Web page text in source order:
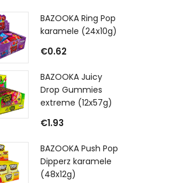
BAZOOKA Ring Pop
karamele (24x10g)
€0.62
BAZOOKA Juicy
Drop Gummies
extreme (12x57g)
€1.93
BAZOOKA Push Pop
Dipperz karamele
(48x12g)